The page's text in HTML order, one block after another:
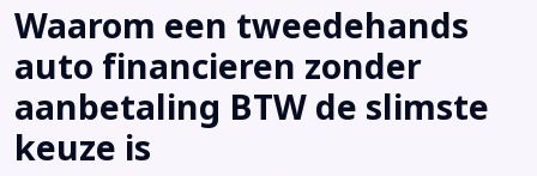
Waarom een tweedehands
auto financieren zonder
aanbetaling BTW de slimste
keuze is